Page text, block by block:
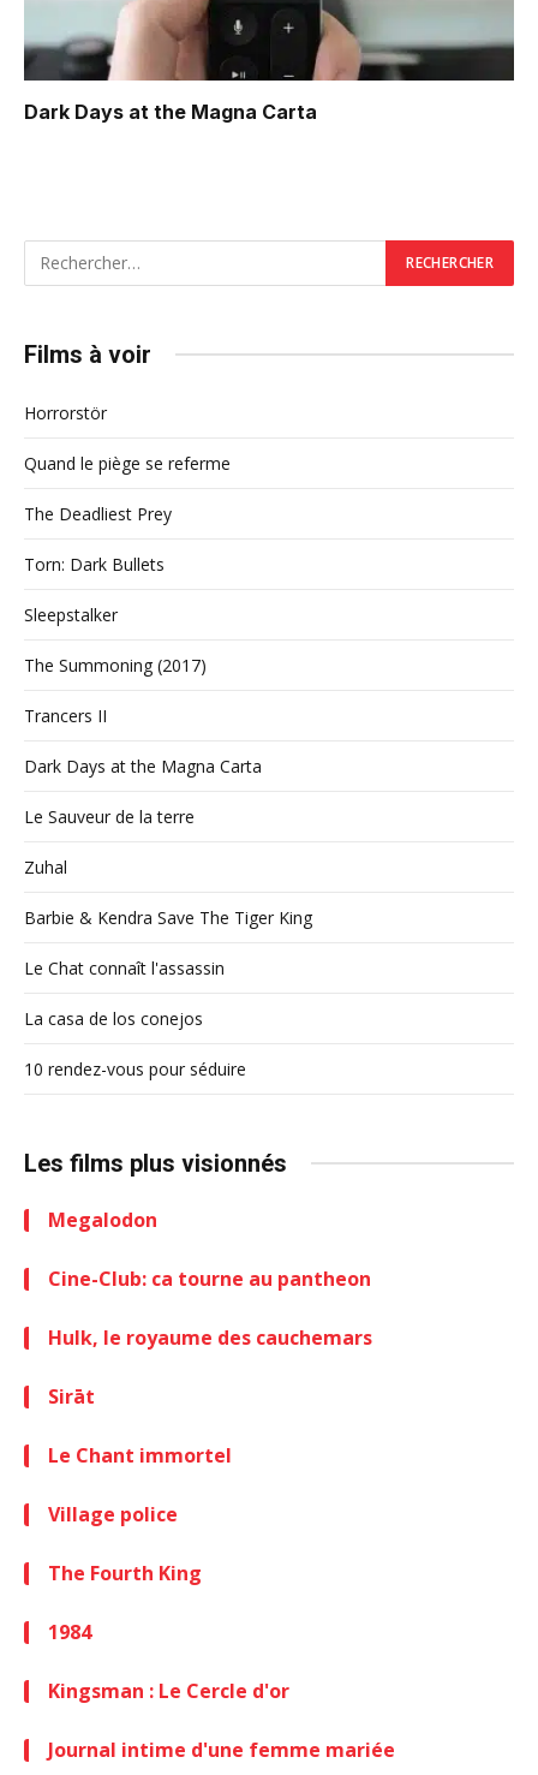
Dark Days at the Magna Carta
Films à voir
Horrorstör
Quand le piège se referme
The Deadliest Prey
Torn: Dark Bullets
Sleepstalker
The Summoning (2017)
Trancers II
Dark Days at the Magna Carta
Le Sauveur de la terre
Zuhal
Barbie & Kendra Save The Tiger King
Le Chat connaît l'assassin
La casa de los conejos
10 rendez-vous pour séduire
Les films plus visionnés
Megalodon
Cine-Club: ca tourne au pantheon
Hulk, le royaume des cauchemars
Sirāt
Le Chant immortel
Village police
The Fourth King
1984
Kingsman : Le Cercle d'or
Journal intime d'une femme mariée